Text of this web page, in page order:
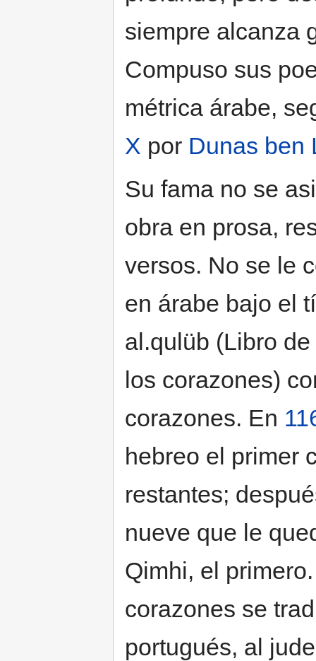
siempre alcanza
Compuso sus
métrica árabe,
X por Dunas ben
Su fama no se
obra en prosa,
versos. No se le
en árabe bajo el
al.qulüb (Libro
los corazones)
corazones. En
hebreo el primer
restantes;
nueve que le
Qimhi, el
corazones se
portugués, al